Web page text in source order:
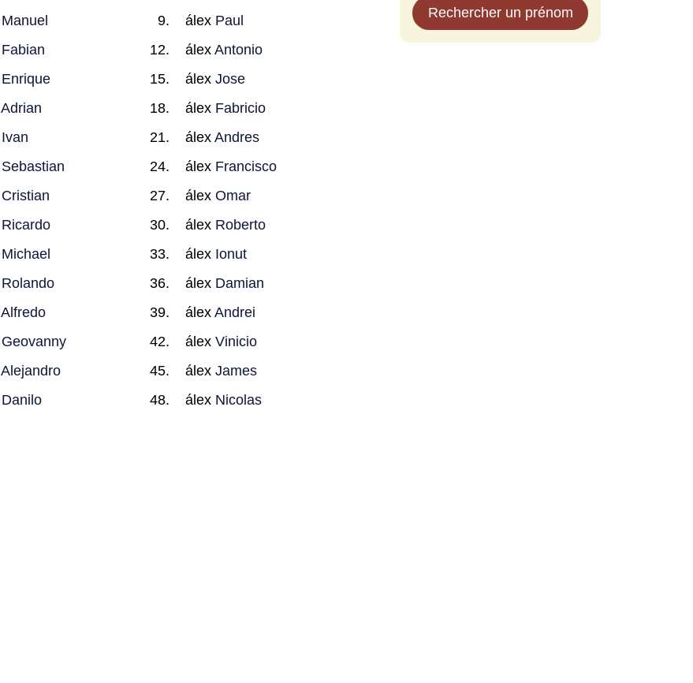
Manuel álex Paul
Fabian álexAntonio
Enrique álexJose
Adrian álex Fabricio
Ivan álexAndres
Sebastian álex Francisco
Cristian álexOmar
Ricardo álex Roberto
Michael álex Ionut
Rolando álex Damian
Alfredo álexAndrei
Geovanny álexVinicio
Alejandro álexJames
Danilo álex Nicolas
Rechercher un prénom